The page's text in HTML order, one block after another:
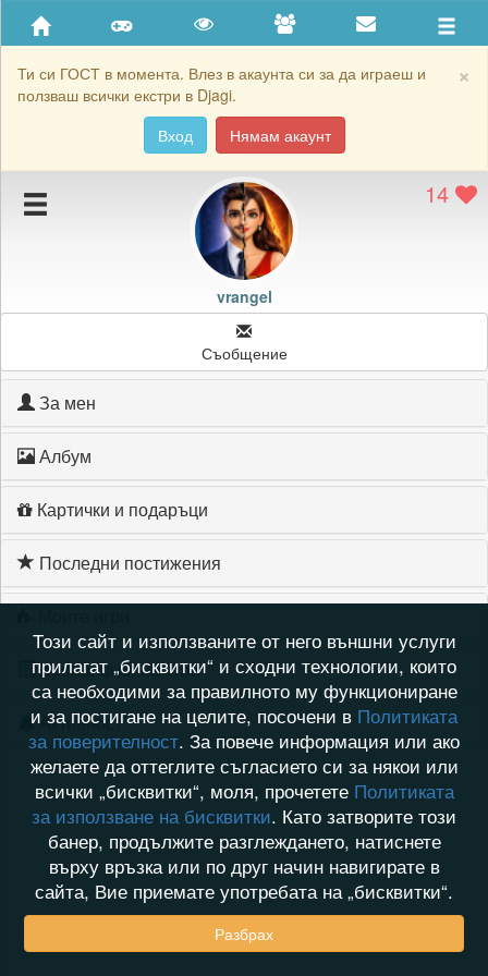
×
Ти си ГОСТ в момента. Влез в акаунта си за да играеш и
ползваш всички екстри в Djagi.
Вход
Нямам акаунт
Приятели
Хронология на игри
Подаръците на vrangel
Картичките на vrangel
14
vrangel
Съобщение
За мен
Албум
Картички и подаръци
Последни постижения
Хронология на игри
Активност
Този сайт и използваните от него външни услуги
прилагат „бисквитки“ и сходни технологии, които
са необходими за правилното му функциониране
и за постигане на целите, посочени в Политиката
за поверителност. За повече информация или ако
желаете да оттеглите съгласието си за някои или
всички „бисквитки“, моля, прочетете Политиката
за използване на бисквитки. Като затворите този
банер, продължите разглеждането, натиснете
върху връзка или по друг начин навигирате в
сайта, Вие приемате употребата на „бисквитки“.
Разбрах